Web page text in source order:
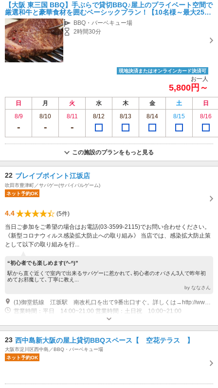
【大阪 東三国 BBQ】手ぶらで貸切BBQ♪屋上のプライベート空間で
厳選和牛と豪華食材を囲むベーシックプラン！【10名様～最大25名
まで可】懇親会、歓迎会にもオススメ！
BBQ・バーベキュー場
2時間30分
現地決済またはオンラインカード決済可
お一人
5,800円～
日 月 火 水 木 金 土
日
8/9
8/10 8/11 8/12 8/13 8/14 8/15 8/16
この施設のプランをもっと見る
22 ブレイブポイント江坂店
吹田市豊津町／サバゲー(サバイバルゲーム)
ネット予約OK
4.4
(5件)
当日ご参加をご希望の場合はお電話(03-3599-2115)でお問い合わせください。
《新型コロナウィルス感染拡大防止への取り組み》 当店では、感染拡大防止策
として以下の取り組みを行...
“初心者でも楽しめます(^-^)”
駅から直ぐ近くで室内で出来るサバゲーに惹かれて､初心者のオバさん3人で昨年初
めてお邪魔して､丁寧に教え...
by ななさん
営業時間：平日 14:00~21:00 営業時間：土日祝 10:00~21:00
23 西中島新大阪の屋上貸切BBQスペース【 空花テラス 】
大阪市淀川区西中島／BBQ・バーベキュー場
ネット予約OK